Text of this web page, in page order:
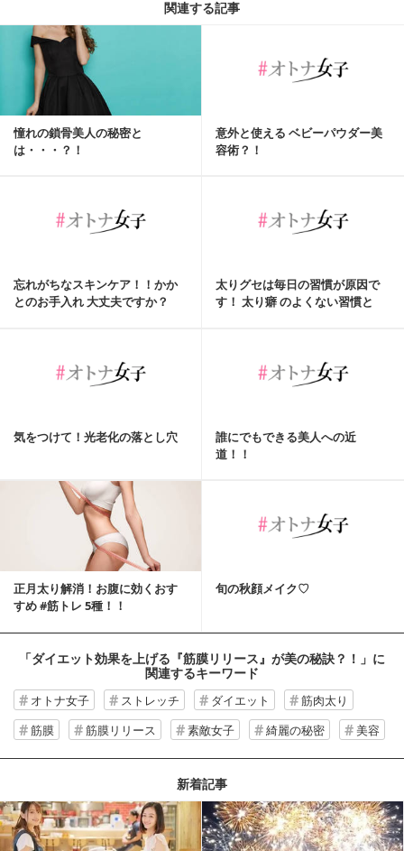
関連する記事
憧れの鎖骨美人の秘密と
は・・・？！
意外と使える ベビーパウダー美
容術？！
忘れがちなスキンケア！！かか
とのお手入れ 大丈夫ですか？
太りグセは毎日の習慣が原因で
す！ 太り癖 のよくない習慣と
気をつけて！光老化の落とし穴
誰にでもできる美人への近
道！！
正月太り解消！お腹に効くおす
すめ #筋トレ 5種！！
旬の秋顔メイク♡
「ダイエット効果を上げる『筋膜リリース』が美の秘訣？！」 に
関連するキーワード
オトナ女子 ストレッチ ダイエット
筋肉太り
筋膜
筋膜リリース 素敵女子 綺麗の秘密 美容
新着記事